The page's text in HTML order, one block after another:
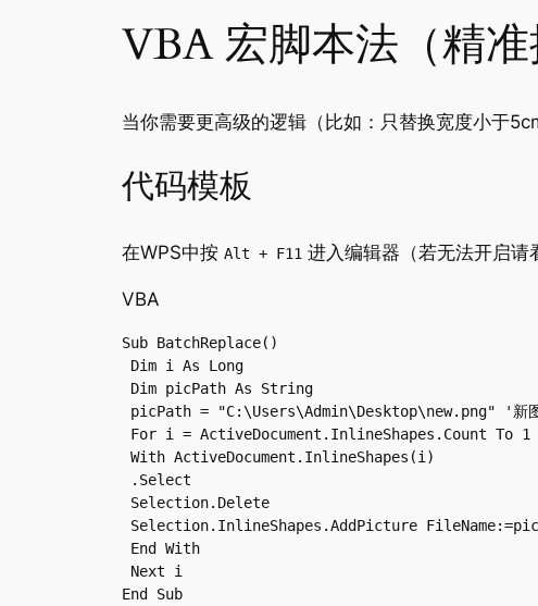
VBA 宏脚本法（精准
当你需要更高级的逻辑（比如：只替换宽度小于
代码模板
在WPS中按 Alt + F11 进入编辑器（若无法开启请
VBA
Sub BatchReplace()
Dim i As Long
Dim picPath As String
picPath = "C:\Users\Admin\Desktop\new.png" '新
For i = ActiveDocument.InlineShapes.Count To 1
With ActiveDocument.InlineShapes(i)
.Select
Selection.Delete
Selection.InlineShapes.AddPicture
End With
Next i